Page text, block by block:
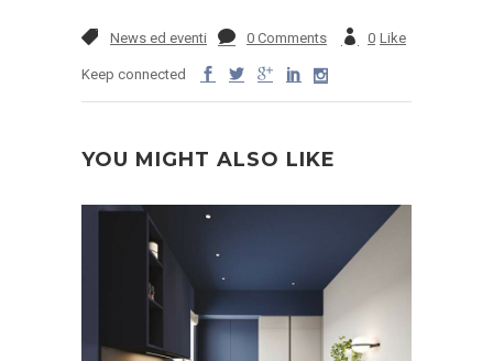
News ed eventi 0 Comments 0 Like
Keep connected
YOU MIGHT ALSO LIKE